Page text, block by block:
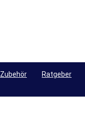
Zubehör Ratgeber